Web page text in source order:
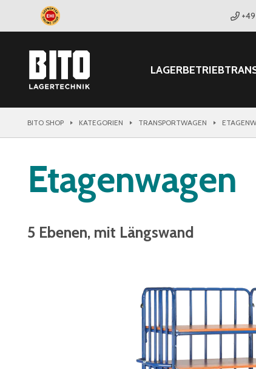
LAGERBETRIEB
BITO SHOP KATEGORIEN TRANSPORTWAGEN
Etagenwagen
5 Ebenen, mit Längswand